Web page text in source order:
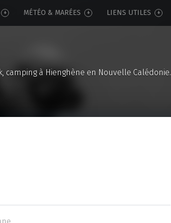
MÉTÉO & MARÉES LIENS UTILES
camping à Hienghène en Nouvelle Calédonie.